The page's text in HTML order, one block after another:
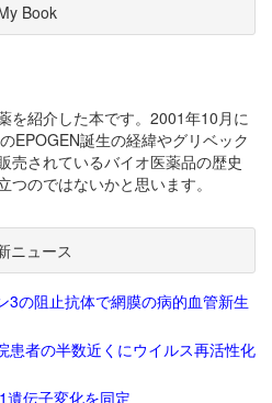
Book
を紹介した本です。2001年10月に
EPOGEN誕生の経緯やグリベック
売されているバイオ医薬品の歴史
のではないかと思います。
ニュース
3の阻止抗体で網膜の病的血管新生
患者の半数近くにウイルス再活性化
遺伝子変化を同定